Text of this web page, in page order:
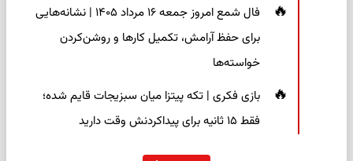
فال شمع امروز جمعه ۱۶ مرداد ۱۴۰۵ | نشانه‌هایی
برای حفظ آرامش، تکمیل کارها و روشن‌کردن
خواسته‌ها
بازی فکری | تکه پیتزا میان سبزیجات قایم شده؛
فقط ۱۵ ثانیه برای پیداکردنش وقت دارید